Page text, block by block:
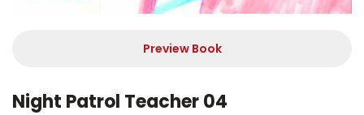
Preview Book
Night Patrol Teacher 04